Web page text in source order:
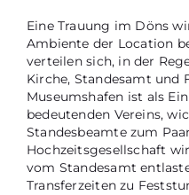
Eine Trauung im Döns
Ambiente der Location
verteilen sich, in der
Kirche, Standesamt und
Museumshafen ist als
bedeutenden Vereins,
Standesbeamte zum
Hochzeitsgesellschaft
vom Standesamt
Transferzeiten zu